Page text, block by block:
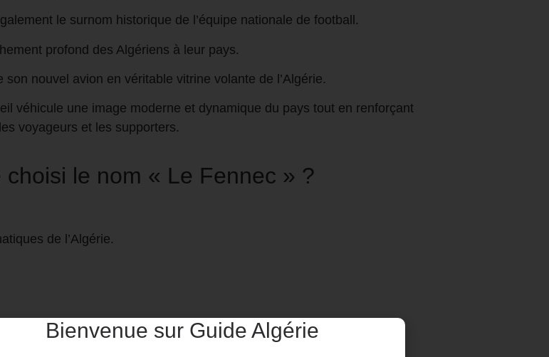
le surnom historique de l’équipe nationale de football.
profond des Algériens à leur pays.
nouvel avion en véritable vitrine volante de l’Algérie.
véhicule une image moderne et dynamique du pays tout en renforçant
voyageurs et les supporters.
le nom « Le Fennec » ?
de l’Algérie.
Bienvenue sur Guide Algérie